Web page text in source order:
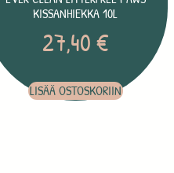
KISSANHIEKKA 10L
27,40€
LISÄÄ OSTOSKORIIN